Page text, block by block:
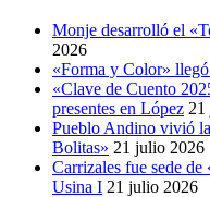
Monje desarrolló el
2026
«Forma y Color»
«Clave de Cuento
presentes en López
Pueblo Andino vivió
Bolitas» 21 julio 2026
Carrizales fue sede
Usina I 21 julio 2026